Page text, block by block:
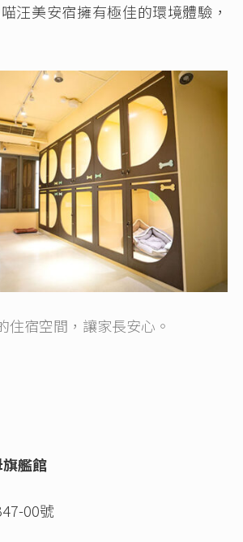
汪美安宿擁有極佳的環境體驗，
住宿空間，讓家長安心。
艦館
00號